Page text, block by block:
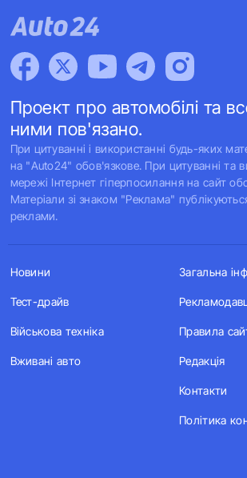
Проект про автомобілі та
ними пов'язано.
При цитуванні і використанні будь-яких
на "Auto24" обов'язкове. При цитуванні та
мережі Інтернет гіперпосилання на сайт
Матеріали зі знаком "Реклама"
реклами.
Новини
Тест-драйв
Військова техніка
Вживані авто
Загальна
Правила
Редакція
Контакти
Політика